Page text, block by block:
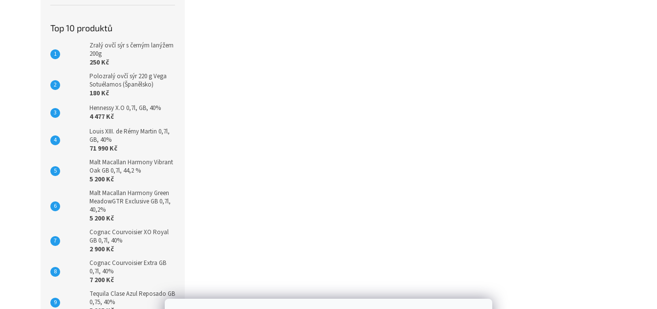
Top 10 produktů
Zralý ovčí sýr s černým lanýžem
200g
250 Kč
Polozralý ovčí sýr 220 g Vega
Sotuélamos (Španělsko)
180 Kč
Hennessy X.O 0,7l, GB, 40%
4 477 Kč
Louis XIII. de Rémy Martin 0,7l,
GB, 40%
71 990 Kč
Malt Macallan Harmony Vibrant
Oak GB 0,7l, 44,2 %
5 200 Kč
Malt Macallan Harmony Green
MeadowGTR Exclusive GB 0,7l,
40,2%
5 200 Kč
Cognac Courvoisier XO Royal
GB 0,7l, 40%
2 900 Kč
Cognac Courvoisier Extra GB
0,7l, 40%
7 200 Kč
Tequila Clase Azul Reposado GB
0,75, 40%